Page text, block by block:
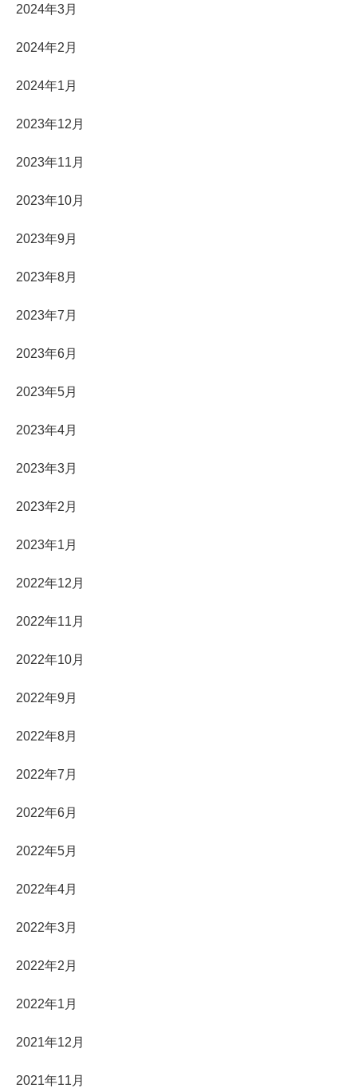
2024年3月
2024年2月
2024年1月
2023年12月
2023年11月
2023年10月
2023年9月
2023年8月
2023年7月
2023年6月
2023年5月
2023年4月
2023年3月
2023年2月
2023年1月
2022年12月
2022年11月
2022年10月
2022年9月
2022年8月
2022年7月
2022年6月
2022年5月
2022年4月
2022年3月
2022年2月
2022年1月
2021年12月
2021年11月